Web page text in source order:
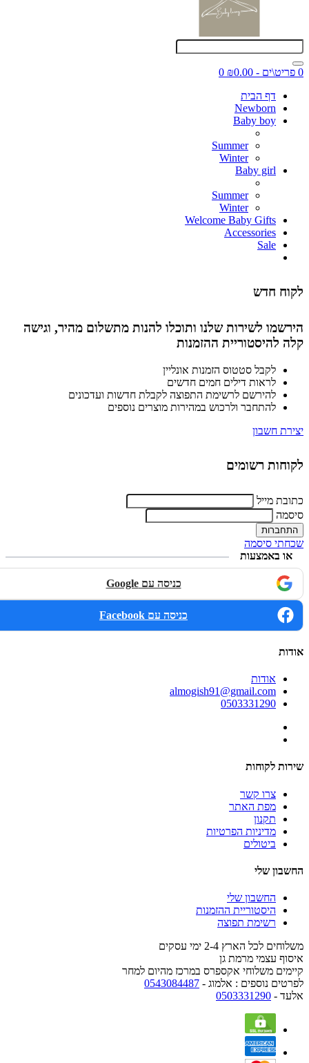
0 פריט\ים - ₪0.00
0
דף הבית
Newborn
Baby boy
Summer
Winter
Baby girl
Summer
Winter
Welcome Baby Gifts
Accessories
Sale
לקוח חדש
הירשמו לשירות שלנו ותוכלו להנות מתשלום מהיר, וגישה
קלה להיסטוריית ההזמנות
לקבל סטטוס הזמנות אונליין
לראות דילים חמים חדשים
להירשם לרשימת התפוצה לקבלת חדשות ועדכונים
להתחבר ולרכוש במהירות מוצרים נוספים
יצירת חשבון
לקוחות רשומים
כתובת מייל
סיסמה
שכחתי סיסמה
או באמצעות
כניסה עם Google
כניסה עם Facebook
אודות
אודות
almogish91@gmail.com
0503331290
שירות לקוחות
צרו קשר
מפת האתר
תקנון
מדיניות הפרטיות
ביטולים
החשבון שלי
החשבון שלי
היסטוריית ההזמנות
רשימת תפוצה
משלוחים לכל הארץ 2-4 ימי עסקים
איסוף עצמי מרמת גן
קיימים משלוחי אקספרס במרכז מהיום למחר
לפרטים נוספים : אלמוג - 0543084487
אלעד - 0503331290